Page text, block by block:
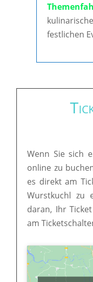
festlichen
Wenn Sie sich
online zu
es direkt am
Wurstkuchl zu
daran, Ihr
am